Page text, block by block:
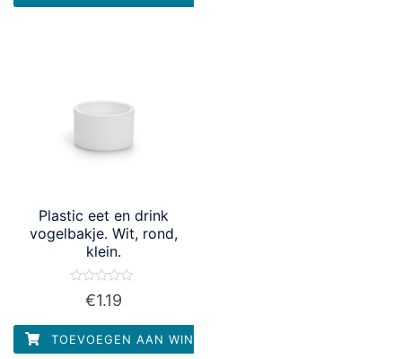
Plastic eet en drink
vogelbakje. Wit, rond,
klein.
Waardering
5
€1.19
TOEVOEGEN AAN WINKELWAGEN